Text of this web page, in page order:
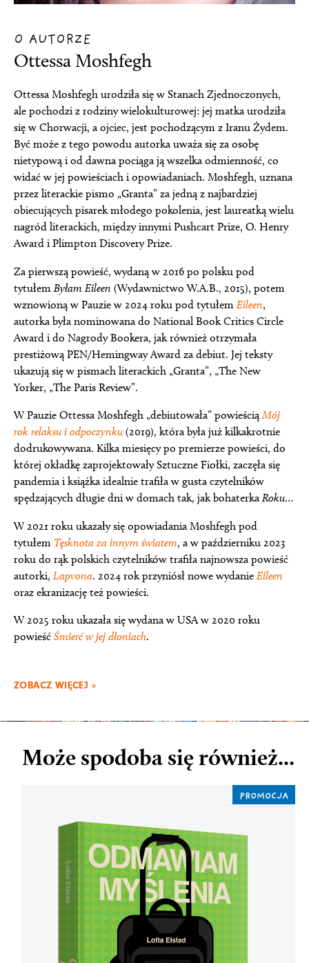
O AUTORZE
Ottessa Moshfegh
Ottessa Moshfegh urodziła się w Stanach Zjednoczonych,
ale pochodzi z rodziny wielokulturowej: jej matka urodziła
się w Chorwacji, a ojciec, jest pochodzącym z Iranu Żydem.
Być może z tego powodu autorka uważa się za osobę
nietypową i od dawna pociąga ją wszelka odmienność, co
widać w jej powieściach i opowiadaniach. Moshfegh, uznana
przez literackie pismo „Granta” za jedną z najbardziej
obiecujących pisarek młodego pokolenia, jest laureatką wielu
nagród literackich, między innymi Pushcart Prize, O. Henry
Award i Plimpton Discovery Prize.
Za pierwszą powieść, wydaną w 2016 po polsku pod
tytułem Byłam Eileen (Wydawnictwo W.A.B., 2015), potem
wznowioną w Pauzie w 2024 roku pod tytułem Eileen,
autorka była nominowana do National Book Critics Circle
Award i do Nagrody Bookera, jak również otrzymała
prestiżową PEN/Hemingway Award za debiut. Jej teksty
ukazują się w pismach literackich „Granta”, „The New
Yorker, „The Paris Review”.
W Pauzie Ottessa Moshfegh „debiutowała” powieściąMój
rok relaksu i odpoczynku (2019), która była już kilkakrotnie
dodrukowywana. Kilka miesięcy po premierze powieści, do
której okładkę zaprojektowały Sztuczne Fiołki, zaczęła się
pandemia i książka idealnie trafiła w gusta czytelników
spędzających długie dni w domach tak, jak bohaterkaRoku…
W 2021 roku ukazały się opowiadania Moshfegh pod
tytułem Tęsknota za innym światem, a w październiku 2023
roku do rąk polskich czytelników trafiła najnowsza powieść
autorki, Lapvona. 2024 rok przyniósł nowe wydanie Eileen
oraz ekranizację też powieści.
W 2025 roku ukazała się wydana w USA w 2020 roku
powieść Śmierć w jej dłoniach.
ZOBACZ WIĘCEJ »
Może spodoba się również...
PROMOCJA